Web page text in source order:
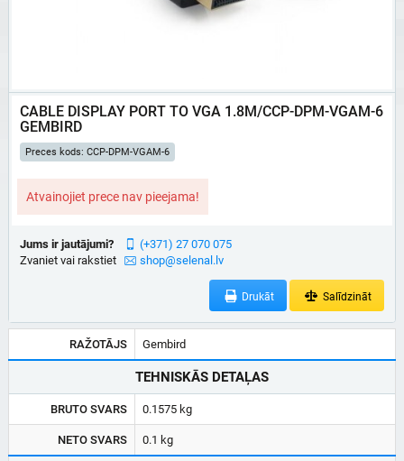
CABLE DISPLAY PORT TO VGA 1.8M/CCP-DPM-VGAM-6
GEMBIRD
Preces kods: CCP-DPM-VGAM-6
Atvainojiet prece nav pieejama!
Jums ir jautājumi?
Zvaniet vai rakstiet
(+371) 27 070 075
shop@selenal.lv
Drukāt Salīdzināt
RAŽOTĀJS Gembird
TEHNISKĀS DETAĻAS
BRUTO SVARS 0.1575 kg
NETO SVARS 0.1 kg